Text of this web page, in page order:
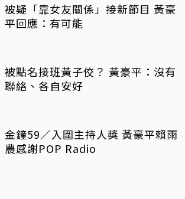
被疑「靠女友關係」接新節目 黃豪
平回應：有可能
被點名接班黃子佼？ 黃豪平：沒有
聯絡、各自安好
金鐘59／入圍主持人獎 黃豪平賴雨
農感謝POP Radio